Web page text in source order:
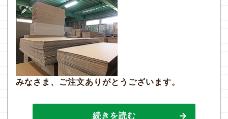
みなさま、ご注文ありがとうございます。
続きを読む